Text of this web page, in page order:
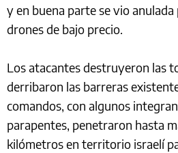
y en buena parte se vio
drones de bajo precio.
Los atacantes destruyeron las
derribaron las barreras
comandos, con algunos
parapentes, penetraron hasta
kilómetros en territorio israelí